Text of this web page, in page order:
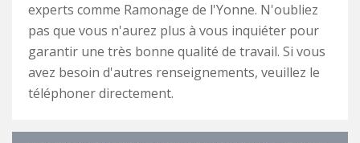
experts comme Ramonage de l'Yonne. N'oubliez
pas que vous n'aurez plus à vous inquiéter pour
garantir une très bonne qualité de travail. Si vous
avez besoin d'autres renseignements, veuillez le
téléphoner directement.